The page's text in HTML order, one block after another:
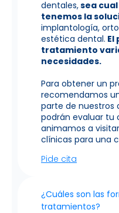
dentales,sea
tenemos la
implantología,
estética dental. El
tratamiento
necesidades.
Para obtener un
recomendamos
parte de nuestros
podrán evaluar tu
animamos a
clínicas para una
Pide cita
¿Cuáles son las
tratamientos?